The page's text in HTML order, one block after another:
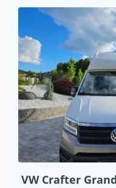
VW Crafter